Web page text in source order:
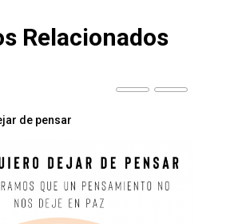
Relacionados
de pensar